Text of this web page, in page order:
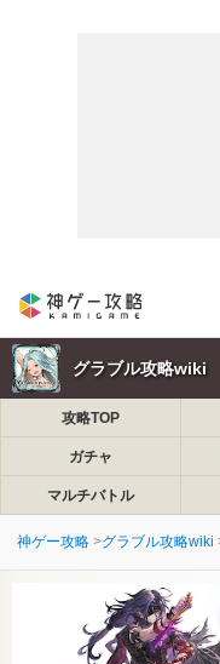
グラブル攻略wiki
攻略TOP
ガチャ
マルチバトル
神ゲー攻略 グラブル攻略wiki